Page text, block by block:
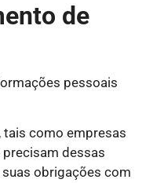
de
pessoais
tais como empresas
dessas
obrigações com